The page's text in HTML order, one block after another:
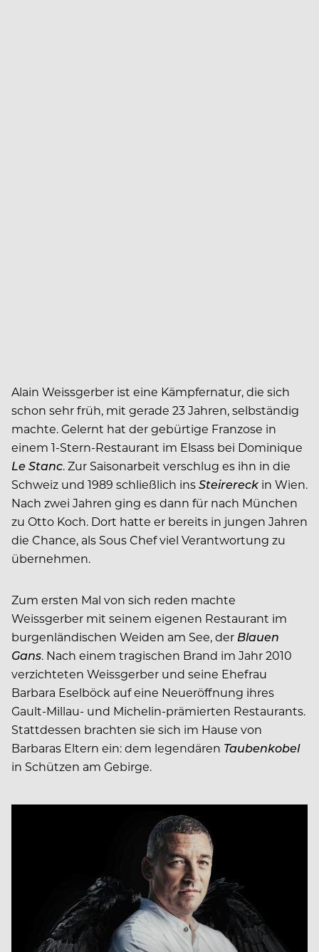
Alain Weissgerber ist eine Kämpfernatur, die sich
schon sehr früh, mit gerade 23 Jahren, selbständig
machte. Gelernt hat der gebürtige Franzose in
einem 1-Stern-Restaurant im Elsass bei Dominique
Le Stanc. Zur Saisonarbeit verschlug es ihn in die
Schweiz und 1989 schließlich insSteirereck in Wien.
Nach zwei Jahren ging es dann für nach München
zu Otto Koch. Dort hatte er bereits in jungen Jahren
die Chance, als Sous Chef viel Verantwortung zu
übernehmen.
Zum ersten Mal von sich reden machte
Weissgerber mit seinem eigenen Restaurant im
burgenländischen Weiden am See, der Blauen
Gans. Nach einem tragischen Brand im Jahr 2010
verzichteten Weissgerber und seine Ehefrau
Barbara Eselböck auf eine Neueröffnung ihres
Gault-Millau- und Michelin-prämierten Restaurants.
Stattdessen brachten sie sich im Hause von
Barbaras Eltern ein: dem legendären Taubenkobel
in Schützen am Gebirge.